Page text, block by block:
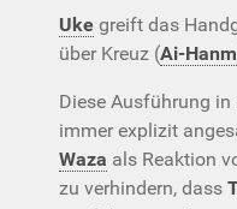
Uke greift das
über Kreuz (Ai-
Diese Ausführung
immer explizit
Waza als Reaktion
zu verhindern, dass